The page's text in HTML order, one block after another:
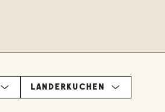
LÄNDERKÜCHEN